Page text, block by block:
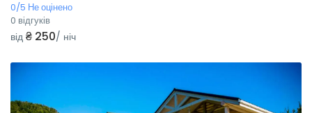
0/5 Не оцінено
0 відгуків
від ₴ 250/ ніч